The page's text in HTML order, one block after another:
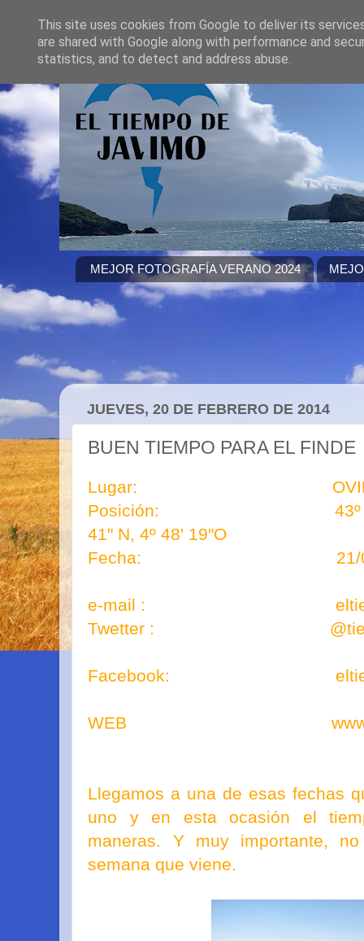
MEJOR FOTOGRAFÍA VERANO 2024
JUEVES, 20 DE FEBRERO DE 2014
BUEN TIEMPO PARA EL FINDE
Lugar:
Posición: 43º 22´N,
41" N, 4º 48' 19"O
Fecha: 21/02/
e-mail :
Twetter :
Facebook:
WEB
Llegamos a una de esas fechas
uno y en esta ocasión el
maneras. Y muy importante,
semana que viene.
This site uses cookies from Google to deliver its
are shared with Google along with performance and
statistics, and to detect and address abuse.